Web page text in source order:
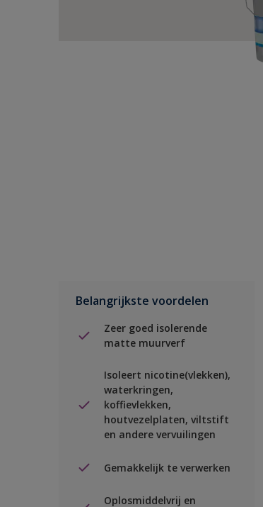
Belangrijkste voordelen
Zeer goed isolerende
matte muurverf
Isoleert nicotine(vlekken),
waterkringen,
koffievlekken,
houtvezelplaten, viltstift
en andere vervuilingen
Gemakkelijk te verwerken
Oplosmiddelvrij en